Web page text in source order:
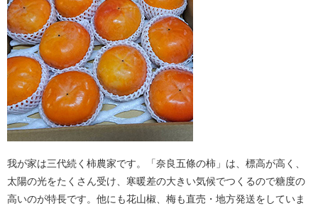
我が家は三代続く柿農家です。「奈良五條の柿」は、標高が高く、
太陽の光をたくさん受け、寒暖差の大きい気候でつくるので糖度の
高いのが特長です。他にも花山椒、梅も直売・地方発送をしていま